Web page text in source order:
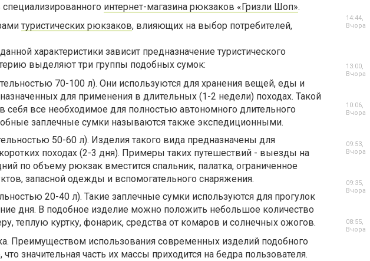
специализированного интернет-магазина рюкзаков «Гризли Шоп».
туристических рюкзаков, влияющих на выбор потребителей,
характеристики зависит предназначение туристического
выделяют три группы подобных сумок:
70-100 л). Они используются для хранения вещей, еды и
для применения в длительных (1-2 недели) походах. Такой
все необходимое для полностью автономного длительного
заплечные сумки называются также экспедиционными.
50-60 л). Изделия такого вида предназначены для
походах (2-3 дня). Примеры таких путешествий - выезды на
по объему рюкзак вместится спальник, палатка, ограниченное
запасной одежды и вспомогательного снаряжения.
20-40 л). Такие заплечные сумки используются для прогулок
дня. В подобное изделие можно положить небольшое количество
теплую куртку, фонарик, средства от комаров и солнечных ожогов.
Преимуществом использования современных изделий подобного
что значительная часть их массы приходится на бедра пользователя.
14:44,
Вчора
13:00,
Вчора
10:06,
Вчора
09:53,
Вчора
09:35,
Вчора
08:55,
Вчора